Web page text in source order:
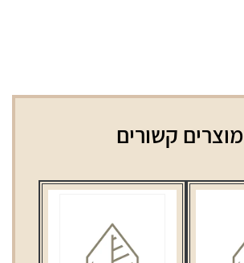
מוצרים קשורים